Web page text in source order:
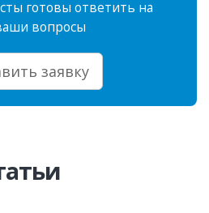
готовы ответить на
вопросы
заявку